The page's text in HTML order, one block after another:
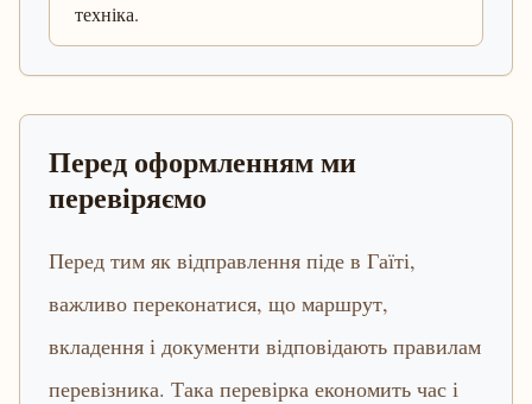
техніка.
Перед оформленням ми
перевіряємо
Перед тим як відправлення піде в Гаїті,
важливо переконатися, що маршрут,
вкладення і документи відповідають правилам
перевізника. Така перевірка економить час і